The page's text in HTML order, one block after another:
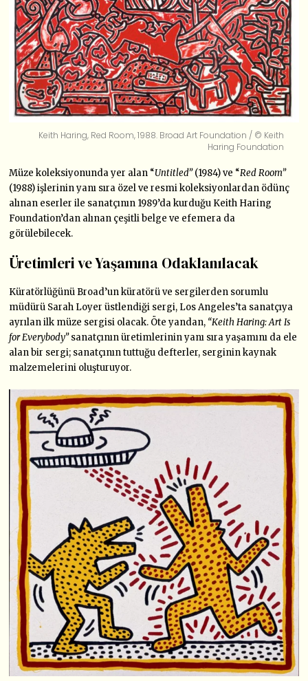
Keith Haring, Red Room, 1988. Broad Art Foundation / © Keith
Haring Foundation
Müze koleksiyonunda yer alan “Untitled”(1984) ve “Red Room”
(1988) işlerinin yanı sıra özel ve resmi koleksiyonlardan ödünç
alınan eserler ile sanatçının 1989’da kurduğu Keith Haring
Foundation’dan alınan çeşitli belge ve efemera da
görülebilecek.
Üretimleri ve Yaşamına Odaklanılacak
Küratörlüğünü Broad’un küratörü ve sergilerden sorumlu
müdürü Sarah Loyer üstlendiği sergi, Los Angeles’ta sanatçıya
ayrılan ilk müze sergisi olacak. Öte yandan, “Keith Haring: Art Is
for Everybody”sanatçının üretimlerinin yanı sıra yaşamını da ele
alan bir sergi; sanatçının tuttuğu defterler, serginin kaynak
malzemelerini oluşturuyor.